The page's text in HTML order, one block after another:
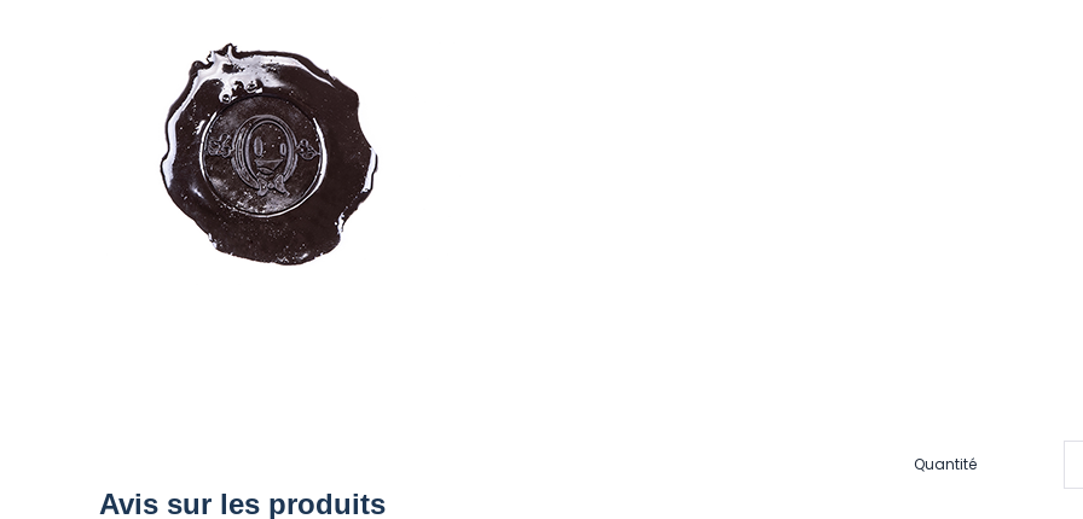
Avis sur les produits
Quantité